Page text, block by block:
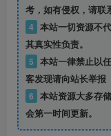
考，如有侵权，请联
4 本站一切资源不
其真实性负责。
5 本站一律禁止以
客发现请向站长举报
6 本站资源大多存
会第一时间更新。